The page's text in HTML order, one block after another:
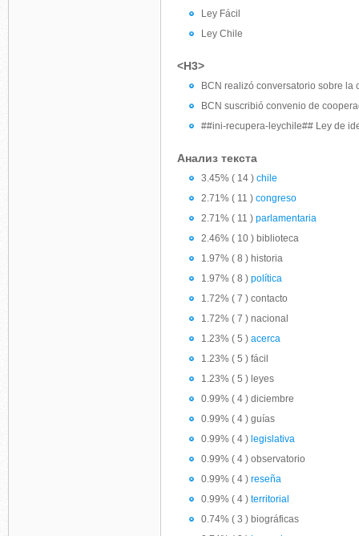
Ley Fácil
Ley Chile
<H3>
BCN realizó conversatorio sobre la
BCN suscribió convenio de
##ini-recupera-leychile## Ley de
Анализ текста
3.45% ( 14 ) chile
2.71% ( 11 ) congreso
2.71% ( 11 ) parlamentaria
2.46% ( 10 ) biblioteca
1.97% ( 8 ) historia
1.97% ( 8 ) política
1.72% ( 7 ) contacto
1.72% ( 7 ) nacional
1.23% ( 5 ) acerca
1.23% ( 5 ) fácil
1.23% ( 5 ) leyes
0.99% ( 4 ) diciembre
0.99% ( 4 ) guías
0.99% ( 4 ) legislativa
0.99% ( 4 ) observatorio
0.99% ( 4 ) reseña
0.99% ( 4 ) territorial
0.74% ( 3 ) biográficas